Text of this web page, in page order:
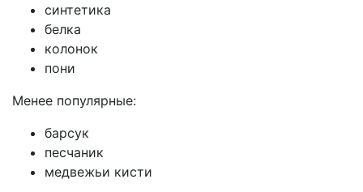
синтетика
белка
колонок
пони
Менее популярные:
барсук
песчаник
медвежьи кисти